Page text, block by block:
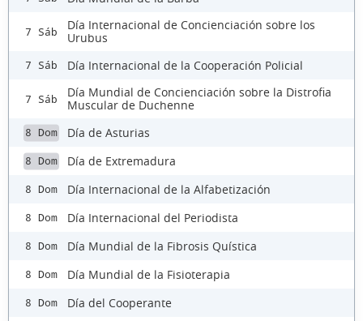
7 Sáb
Día Internacional de Concienciación sobre los
Urubus
7 Sáb Día Internacional de la Cooperación Policial
7 Sáb
Día Mundial de Concienciación sobre la Distrofia
Muscular de Duchenne
8 Dom Día de Asturias
8 Dom Día de Extremadura
8 Dom Día Internacional de la Alfabetización
8 Dom Día Internacional del Periodista
8 Dom Día Mundial de la Fibrosis Quística
8 Dom Día Mundial de la Fisioterapia
8 Dom Día del Cooperante